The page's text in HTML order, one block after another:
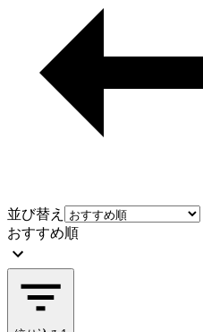
並び替え
おすすめ順